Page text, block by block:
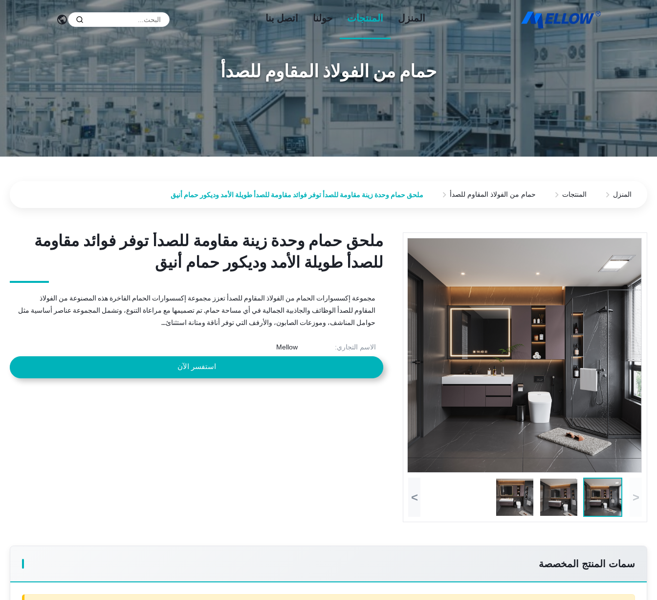
المنزل المنتجات حولنا اتصل بنا
حمام من الفولاذ المقاوم للصدأ
المنزل المنتجات حمام من الفولاذ المقاوم للصدأ ملحق حمام وحدة زينة مقاومة للصدأ توفر فوائد مقاومة للصدأ طويلة الأمد وديكور حمام أنيق
<
>
ملحق حمام وحدة زينة مقاومة للصدأ توفر فوائد مقاومة
للصدأ طويلة الأمد وديكور حمام أنيق
ملحق حمام وحدة زينة مقاومة للصدأ توفر فوائد مقاومة
للصدأ طويلة الأمد وديكور حمام أنيق
مجموعة إكسسوارات الحمام من الفولاذ المقاوم للصدأ تعزز مجموعة إكسسوارات الحمام الفاخرة هذه المصنوعة من الفولاذ
المقاوم للصدأ الوظائف والجاذبية الجمالية في أي مساحة حمام. تم تصميمها مع مراعاة التنوع، وتشمل المجموعة عناصر أساسية مثل
حوامل المناشف، وموزعات الصابون، والأرفف التي توفر أناقة ومتانة استثنائ...
الاسم التجاري: Mellow
استفسر الآن
سمات المنتج المخصصة